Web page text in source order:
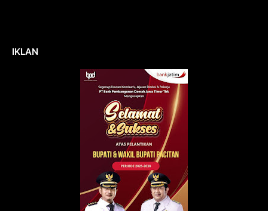
IKLAN